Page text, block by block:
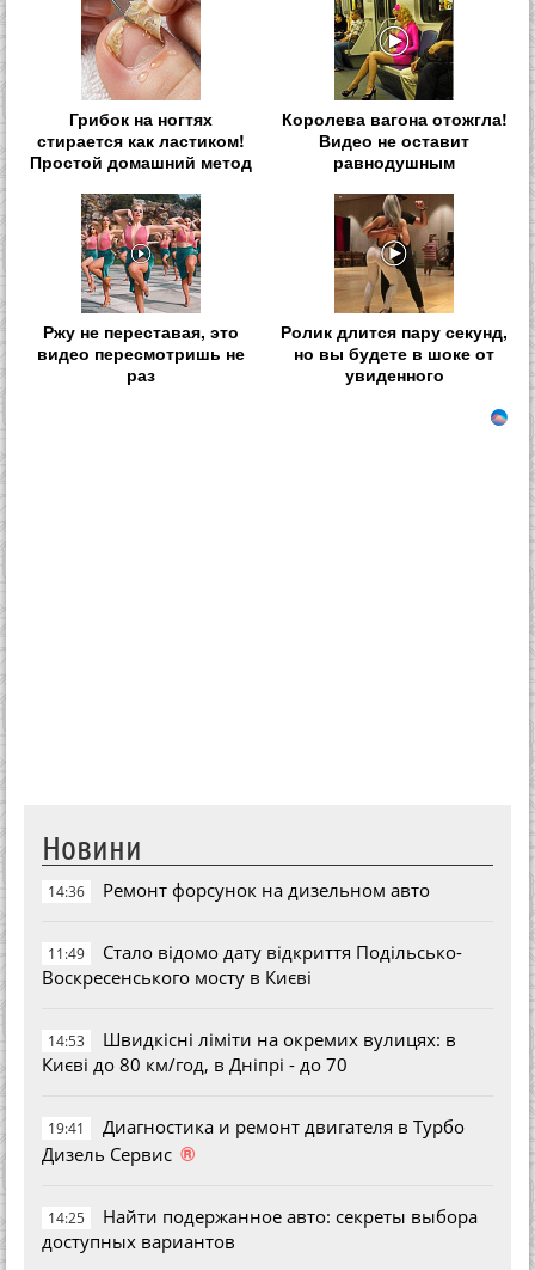
Грибок на ногтях
стирается как ластиком!
Простой домашний метод
Королева вагона отожгла!
Видео не оставит
равнодушным
Ржу не переставая, это
видео пересмотришь не
раз
Ролик длится пару секунд,
но вы будете в шоке от
увиденного
Новини
14:36 Ремонт форсунок на дизельном авто
11:49
Стало відомо дату відкриття Подільсько-
Воскресенського мосту в Києві
14:53
Швидкісні ліміти на окремих вулицях: в
Києві до 80 км/год, в Дніпрі - до 70
19:41
Диагностика и ремонт двигателя в Турбо
Дизель Сервис ®
14:25
Найти подержанное авто: секреты выбора
доступных вариантов